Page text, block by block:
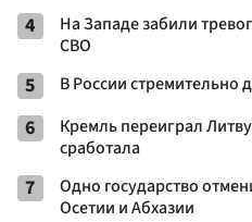
4
На Западе забили
СВО
5 В России стремительно
6
Кремль переиграл
сработала
7
Одно государство
Осетии и Абхазии